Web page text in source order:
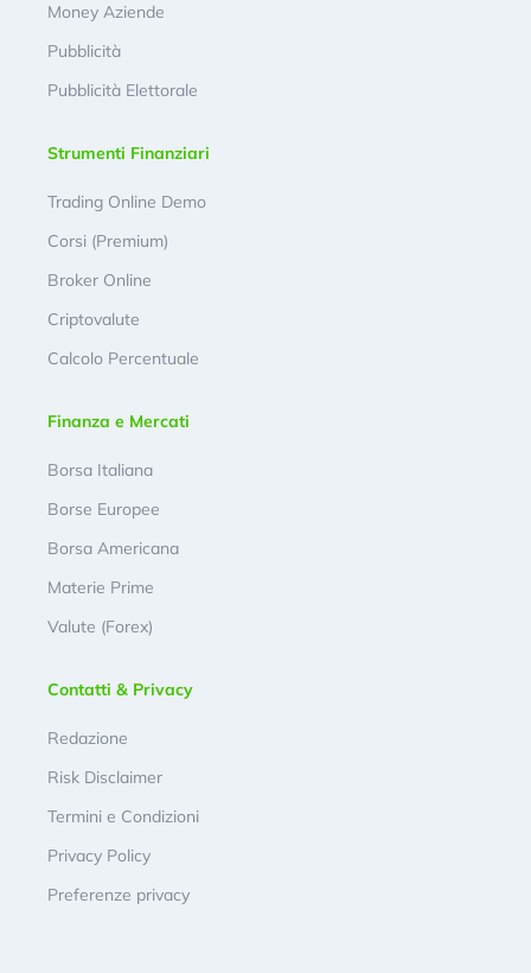
Money Aziende
Pubblicità
Pubblicità Elettorale
Strumenti Finanziari
Trading Online Demo
Corsi (Premium)
Broker Online
Criptovalute
Calcolo Percentuale
Finanza e Mercati
Borsa Italiana
Borse Europee
Borsa Americana
Materie Prime
Valute (Forex)
Contatti & Privacy
Redazione
Risk Disclaimer
Termini e Condizioni
Privacy Policy
Preferenze privacy